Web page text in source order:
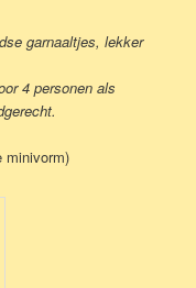
garnaaltjes, lekker
4 personen als
minivorm)